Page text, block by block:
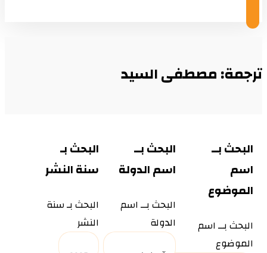
ترجمة: مصطفى السيد
البحث بــ
اسم
الموضوع
البحث بــ اسم
الموضوع
البحث بــ
اسم الدولة
البحث بــ اسم
الدولة
البحث بـ
سنة النشر
البحث بـ سنة
النشر